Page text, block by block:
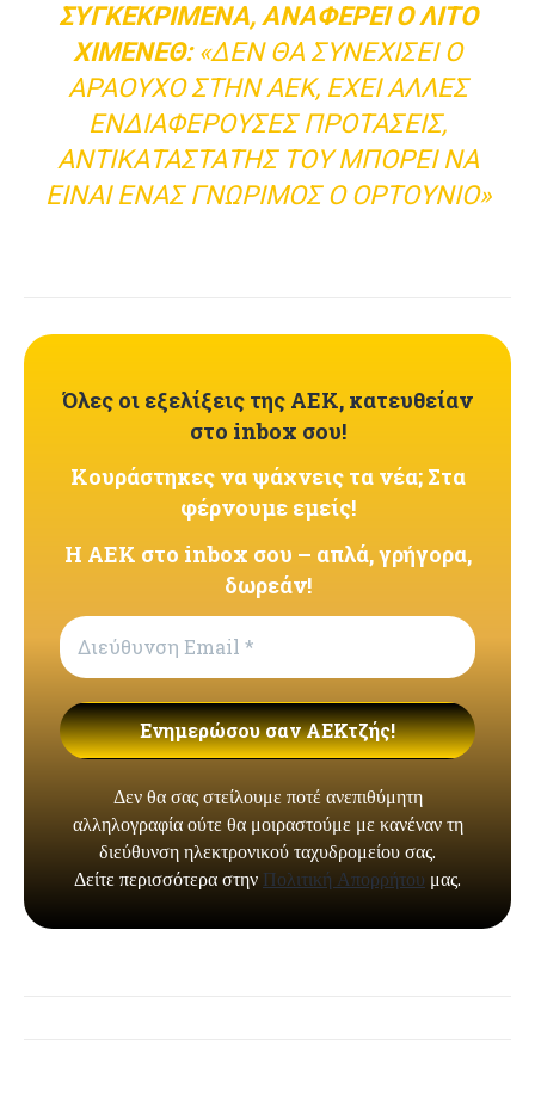
ΣΥΓΚΕΚΡΙΜΈΝΑ, ΑΝΑΦΈΡΕΙ Ο ΛΊΤΟ
ΧΙΜΈΝΕΘ:«ΔΕΝ ΘΑ ΣΥΝΕΧΊΣΕΙ Ο
ΑΡΑΟΎΧΟ ΣΤΗΝ ΑΕΚ, ΈΧΕΙ ΆΛΛΕΣ
ΕΝΔΙΑΦΈΡΟΥΣΕΣ ΠΡΟΤΆΣΕΙΣ,
ΑΝΤΙΚΑΤΑΣΤΆΤΗΣ ΤΟΥ ΜΠΟΡΕΊ ΝΑ
ΕΊΝΑΙ ΈΝΑΣ ΓΝΏΡΙΜΟΣ Ο ΟΡΤΟΎΝΙΟ»